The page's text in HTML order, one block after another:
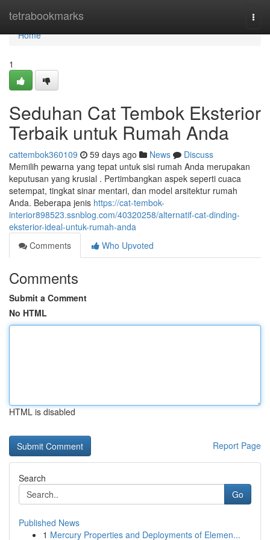
tetrabookmarks
Home
Home
1
Seduhan Cat Tembok Eksterior
Terbaik untuk Rumah Anda
cattembok360109 59 days ago News
Discuss
Memilih pewarna yang tepat untuk sisi rumah Anda merupakan
keputusan yang krusial . Pertimbangkan aspek seperti cuaca
setempat, tingkat sinar mentari, dan model arsitektur rumah
Anda. Beberapa jenis https://cat-tembok-
interior898523.ssnblog.com/40320258/alternatif-cat-dinding-
eksterior-ideal-untuk-rumah-anda
Comments
Who Upvoted
Comments
Submit a Comment
No HTML
HTML is disabled
Report Page
Search
Go
Published News
1 Mercury Properties and Deployments of Elemen...